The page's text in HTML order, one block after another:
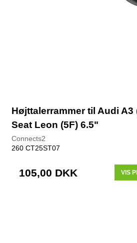
Højttalerrammer til Audi A3
Seat Leon (5F) 6.5"
Connects2
260 CT25ST07
105,00 DKK VIS